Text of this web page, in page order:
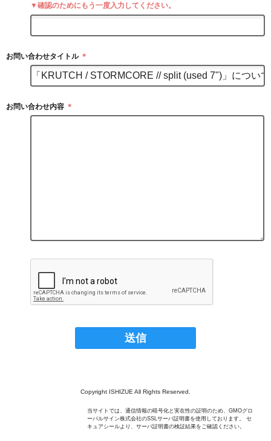
▼確認のためにもう一度入力してください。
お問い合わせタイトル ＊
お問い合わせ内容 ＊
Copyright ISHIZUE All Rights Reserved.
当サイトでは、通信情報の暗号化と実在性の証明のため、GMOグロ
ーバルサイン株式会社のSSLサーバ証明書を使用しております。 セ
キュアシールより、サーバ証明書の検証結果をご確認ください。